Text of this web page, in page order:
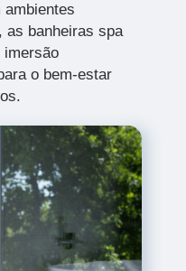
ambientes
as banheiras spa
imersão
o bem-estar